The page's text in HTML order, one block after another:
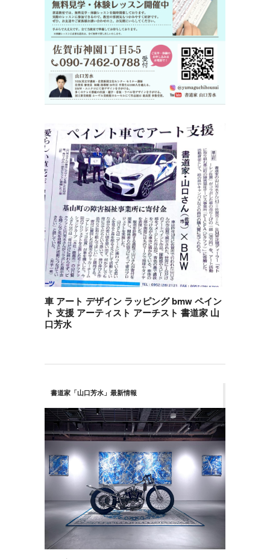
車 アート デザイン ラッピング bmw ペイン
ト 支援 アーティスト アーチスト 書道家 山
口芳水
書道家「山口芳水」最新情報